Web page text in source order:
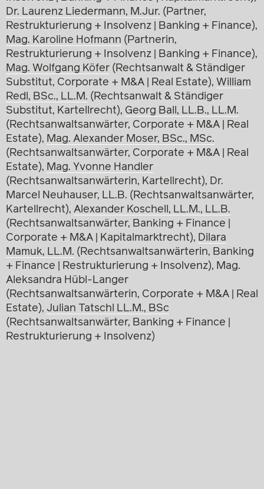
Dr. Laurenz Liedermann, M.Jur. (Partner,
Restrukturierung + Insolvenz | Banking + Finance),
Mag. Karoline Hofmann (Partnerin,
Restrukturierung + Insolvenz | Banking + Finance),
Mag. Wolfgang Köfer (Rechtsanwalt & Ständiger
Substitut, Corporate + M&A | Real Estate), William
Redl, BSc., LL.M. (Rechtsanwalt & Ständiger
Substitut, Kartellrecht), Georg Ball, LL.B., LL.M.
(Rechtsanwaltsanwärter, Corporate + M&A | Real
Estate), Mag. Alexander Moser, BSc., MSc.
(Rechtsanwaltsanwärter, Corporate + M&A | Real
Estate), Mag. Yvonne Handler
(Rechtsanwaltsanwärterin, Kartellrecht), Dr.
Marcel Neuhauser, LL.B. (Rechtsanwaltsanwärter,
Kartellrecht), Alexander Koschell, LL.M., LL.B.
(Rechtsanwaltsanwärter, Banking + Finance |
Corporate + M&A | Kapitalmarktrecht), Dilara
Mamuk, LL.M. (Rechtsanwaltsanwärterin, Banking
+ Finance | Restrukturierung + Insolvenz), Mag.
Aleksandra Hübl-Langer
(Rechtsanwaltsanwärterin, Corporate + M&A | Real
Estate), Julian Tatschl LL.M., BSc
(Rechtsanwaltsanwärter, Banking + Finance |
Restrukturierung + Insolvenz)